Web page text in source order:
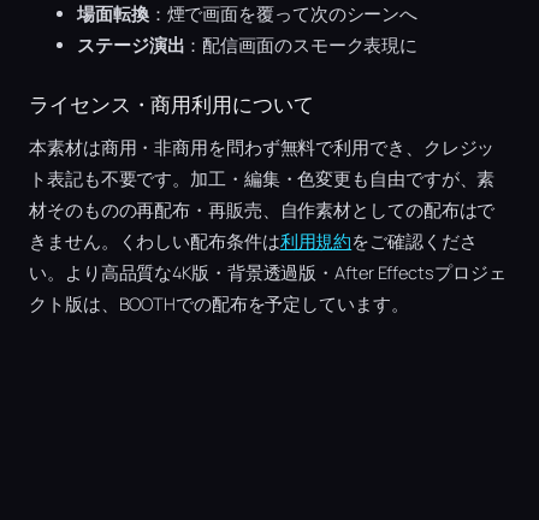
場面転換：煙で画面を覆って次のシーンへ
ステージ演出 ：配信画面のスモーク表現に
ライセンス・商用利用について
本素材は商用・非商用を問わず無料で利用でき、クレジッ
ト表記も不要です。加工・編集・色変更も自由ですが、素
材そのものの再配布・再販売、自作素材としての配布はで
きません。くわしい配布条件は利用規約をご確認くださ
い。より高品質な4K版・背景透過版・After Effectsプロジェ
クト版は、BOOTHでの配布を予定しています。